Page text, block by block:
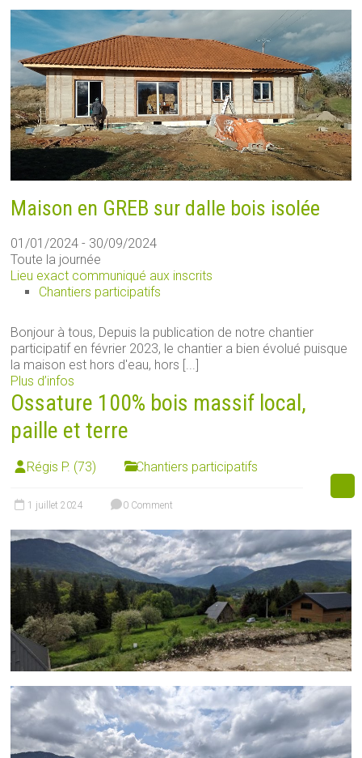
Maison en GREB sur dalle bois isolée
01/01/2024 - 30/09/2024
Toute la journée
Lieu exact communiqué aux inscrits
Chantiers participatifs
Bonjour à tous, Depuis la publication de notre chantier
participatif en février 2023, le chantier a bien évolué puisque
la maison est hors d'eau, hors [...]
Plus d’infos
Ossature 100% bois massif local,
paille et terre
Régis P. (73) Chantiers participatifs
1 juillet 2024 0 Comment